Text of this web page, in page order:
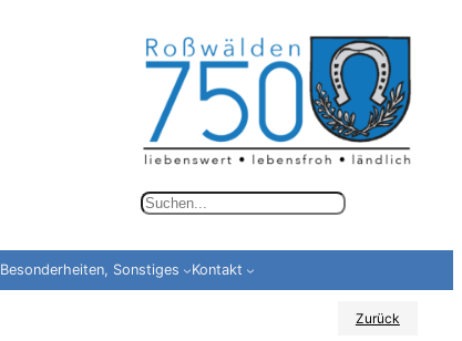
S
c
Besonderheiten, Sonstiges Kontakt
Zurück